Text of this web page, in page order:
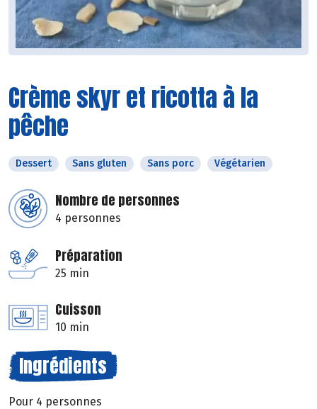
Crème skyr et ricotta à la
pêche
Dessert Sans gluten Sans porc Végétarien
Nombre de personnes
4 personnes
Préparation
25 min
Cuisson
10 min
Ingrédients
Pour 4 personnes